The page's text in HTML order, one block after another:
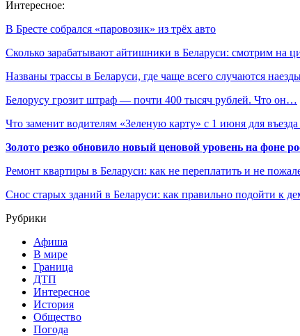
Интересное:
В Бресте собрался «паровозик» из трёх авто
Сколько зарабатывают айтишники в Беларуси: смотрим на
Названы трассы в Беларуси, где чаще всего случаются
Белорусу грозит штраф — почти 400 тысяч рублей. Что он…
Что заменит водителям «Зеленую карту» с 1 июня для
Золото резко обновило новый ценовой уровень на фоне
Ремонт квартиры в Беларуси: как не переплатить и не
Снос старых зданий в Беларуси: как правильно подойти к
Рубрики
Афиша
В мире
Граница
ДТП
Интересное
История
Общество
Погода